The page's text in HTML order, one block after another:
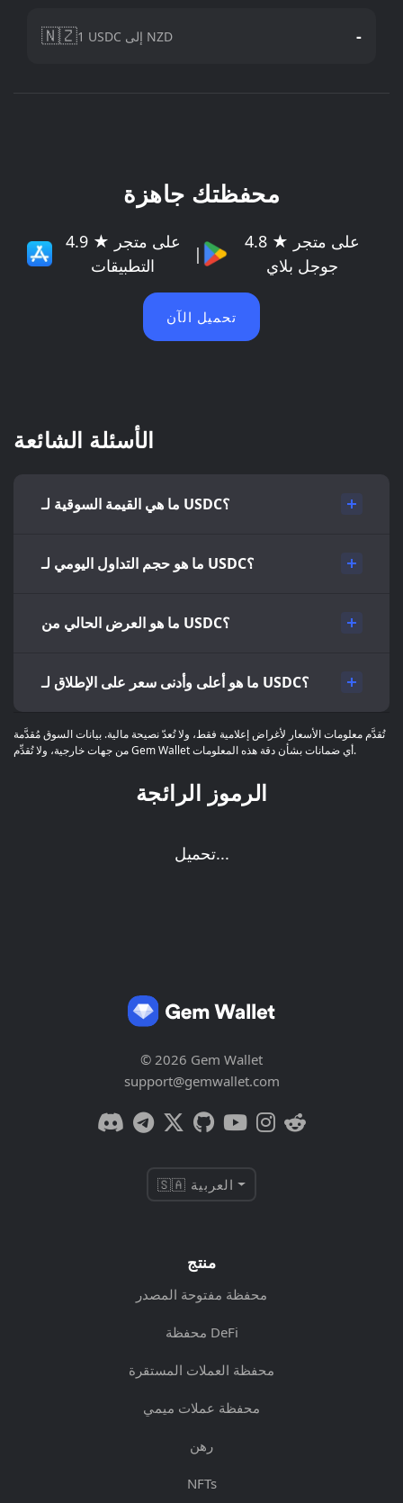
🇳🇿 1 USDC إلى NZD -
محفظتك جاهزة
4.9 ★ على متجر
التطبيقات
|
4.8 ★ على متجر
جوجل بلاي
تحميل الآن
الأسئلة الشائعة
ما هي القيمة السوقية لـ USDC؟
ما هو حجم التداول اليومي لـ USDC؟
ما هو العرض الحالي من USDC؟
ما هو أعلى وأدنى سعر على الإطلاق لـ USDC؟
تُقدَّم معلومات الأسعار لأغراض إعلامية فقط، ولا تُعدّ نصيحة مالية. بيانات السوق مُقدَّمة
من جهات خارجية، ولا تُقدِّم Gem Wallet أي ضمانات بشأن دقة هذه المعلومات.
الرموز الرائجة
تحميل...
© 2026 Gem Wallet
support@gemwallet.com
🇸🇦 العربية
منتج
محفظة مفتوحة المصدر
محفظة DeFi
محفظة العملات المستقرة
محفظة عملات ميمي
رهن
NFTs